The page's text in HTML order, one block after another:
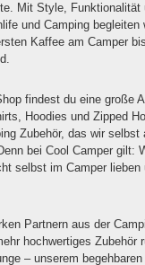
Mit Style, Funktionalität
und Camping begleiten
Kaffee am Camper
findest du eine große
Hoodies und Zipped
Zubehör, das wir selbst
bei Cool Camper gilt:
selbst im Camper lieben
Partnern aus der
hochwertiges Zubehör
– unserem